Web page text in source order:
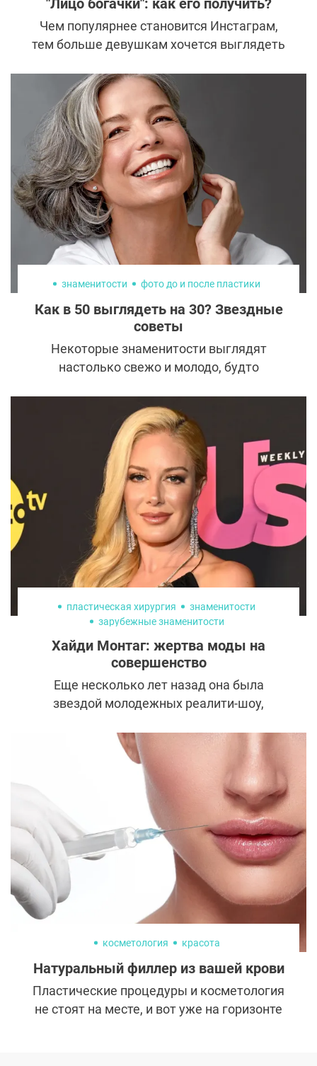
"Лицо богачки": как его получить?
Чем популярнее становится Инстаграм,
тем больше девушкам хочется выглядеть
скрывать свой высокий статус, а также
помощь косметологов и пластических
хирургов больше не модно. Сегодня в
тренде — лицо богатой девушки.
Рассказываем, что это такое и как его
можно получить.
знаменитости фото до и после пластики
Как в 50 выглядеть на 30? Звездные
советы
Некоторые знаменитости выглядят
настолько свежо и молодо, будто
за секрет вечной молодости. Увы,
остановить старение невозможно, но
сохранить к 50-ти годам внешность 30-
летней вполне под силу, и звезды
доказывают это своим примером. А самое
главное — делятся советами, как можно
добиться подобного результата.
пластическая хирургия
знаменитости
зарубежные знаменитости
Хайди Монтаг: жертва моды на
совершенство
Еще несколько лет назад она была
звездой молодежных реалити-шоу,
внешностью и задорным характером.
Сегодня же имя Хайди Монтаг чаще
всплывает в обсуждениях пластической
хирургии, чем на телевидении. Что
случилось с девушкой, которую миллионы
считали примером красоты? И почему она
теперь с грустью вспоминает о себе
прежней?
косметология красота
Натуральный филлер из вашей крови
Пластические процедуры и косметология
не стоят на месте, и вот уже на горизонте